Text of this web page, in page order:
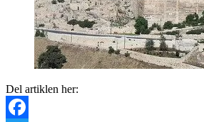
Del artiklen her: